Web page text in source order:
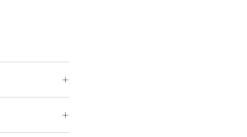
invizibile,